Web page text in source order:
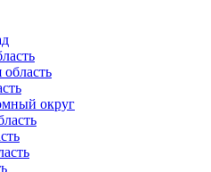
округ